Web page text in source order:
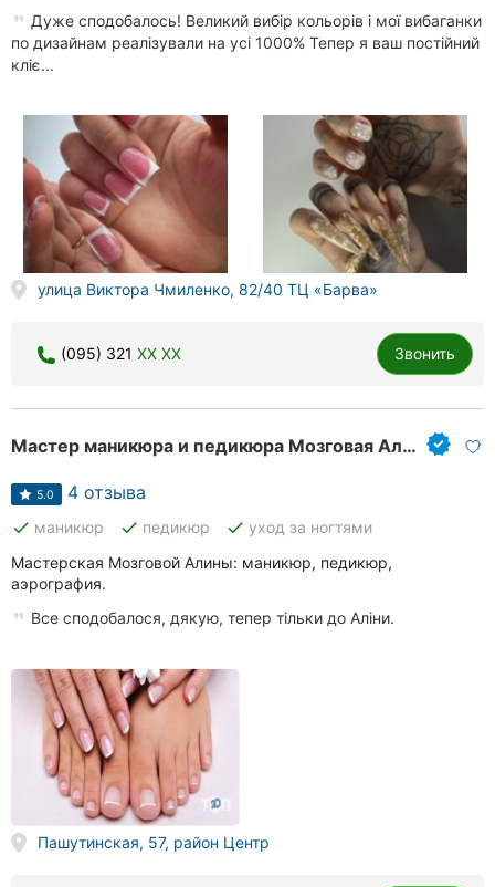
Дуже сподобалось! Великий вибір кольорів і мої вибаганки
по дизайнам реалізували на усі 1000% Тепер я ваш постійний
кліє...
улица Виктора Чмиленко, 82/40 ТЦ «Барва»
(095) 321 XX XX Звонить
Мастер маникюра и педикюра Мозговая Алина
5.0 4 отзыва
done маникюр done педикюр done уход за ногтями
Мастерская Мозговой Алины: маникюр, педикюр,
аэрография.
Все сподобалося, дякую, тепер тільки до Аліни.
Пашутинская, 57, район Центр